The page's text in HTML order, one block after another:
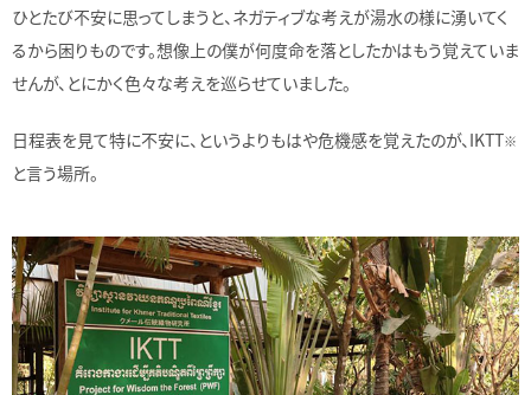
ひとたび不安に思ってしまうと、ネガティブな考えが湯水の様に湧いてく
るから困りものです。想像上の僕が何度命を落としたかはもう覚えていま
せんが、とにかく色々な考えを巡らせていました。
日程表を見て特に不安に、というよりもはや危機感を覚えたのが、IKTT※
と言う場所。